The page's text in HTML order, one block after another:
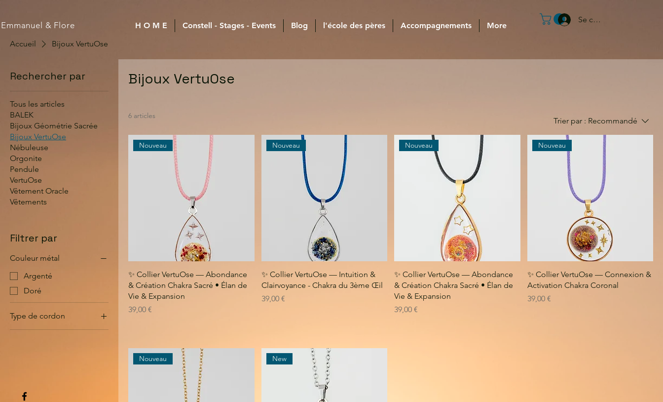
Se connecter
Emmanuel & Flore H O M E Constell - Stages - Events Blog l'école des pères Accompagnements
More
Accueil
Bijoux VertuOse
Rechercher par
Tous les articles
BALEK
Bijoux Géométrie Sacrée
Bijoux VertuOse
Nébuleuse
Orgonite
Pendule
VertuOse
Vêtement Oracle
Vêtements
Filtrer par
Couleur métal
Argenté
Doré
Type de cordon
Chaîne acier inoxydable
Bijoux VertuOse
6 articles
Trier par : Recommandé
Nouveau
✨ Collier VertuOse — Abondance
& Création Chakra Sacré • Élan de
Vie & Expansion
Prix
39,00 €
Nouveau
✨ Collier VertuOse — Intuition &
Clairvoyance - Chakra du 3ème Œil
Prix
39,00 €
Nouveau
✨ Collier VertuOse — Abondance
& Création Chakra Sacré • Élan de
Vie & Expansion
Prix
39,00 €
Nouveau
✨ Collier VertuOse — Connexion &
Activation Chakra Coronal
Prix
39,00 €
Nouveau New